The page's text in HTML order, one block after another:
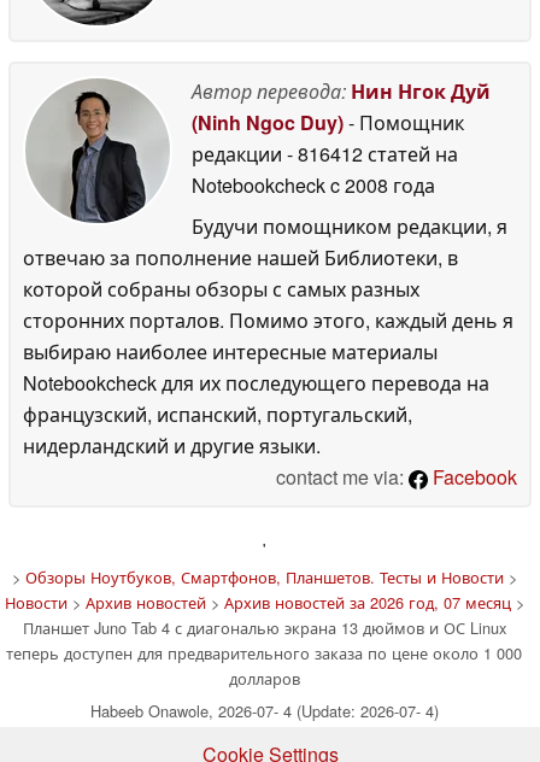
Автор перевода: Нин Нгок Дуй
(Ninh Ngoc Duy)- Помощник
редакции - 816412 статей на
Notebookcheckc 2008 года
Будучи помощником редакции, я
отвечаю за пополнение нашей Библиотеки, в
которой собраны обзоры с самых разных
сторонних порталов. Помимо этого, каждый день я
выбираю наиболее интересные материалы
Notebookcheck для их последующего перевода на
французский, испанский, португальский,
нидерландский и другие языки.
contact me via:
Facebook
'
> Обзоры Ноутбуков, Смартфонов, Планшетов. Тесты и Новости>
Новости> Архив новостей> Архив новостей за 2026 год, 07 месяц>
Планшет Juno Tab 4 с диагональю экрана 13 дюймов и ОС Linux
теперь доступен для предварительного заказа по цене около 1 000
долларов
Habeeb Onawole, 2026-07- 4 (Update: 2026-07- 4)
Cookie Settings